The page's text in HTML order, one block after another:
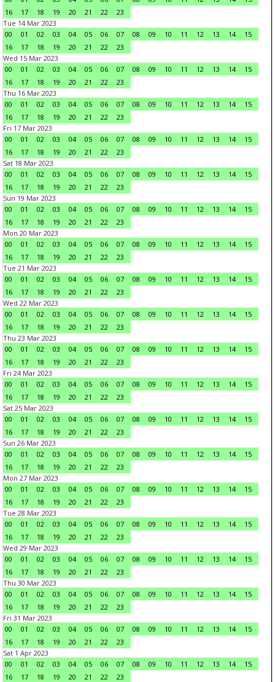
16
17 18 19 20 21 22
23
Tue 14 Mar 2023
00
01 02 03 04 05 06 07 08 09 10 11 12 13 14
15
16
17 18 19 20 21 22
23
Wed 15 Mar 2023
00
01 02 03 04 05 06 07 08 09 10 11 12 13 14
15
16
17 18 19 20 21 22
23
Thu 16 Mar 2023
00
01 02 03 04 05 06 07 08 09 10 11 12 13 14
15
16
17 18 19 20 21 22
23
Fri 17 Mar 2023
00
01 02 03 04 05 06 07 08 09 10 11 12 13 14
15
16
17 18 19 20 21 22
23
Sat 18 Mar 2023
00
01 02 03 04 05 06 07 08 09 10 11 12 13 14
15
16
17 18 19 20 21 22
23
Sun 19 Mar 2023
00
01 02 03 04 05 06 07 08 09 10 11 12 13 14
15
16
17 18 19 20 21 22
23
Mon 20 Mar 2023
00
01 02 03 04 05 06 07 08 09 10 11 12 13 14
15
16
17 18 19 20 21 22
23
Tue 21 Mar 2023
00
01 02 03 04 05 06 07 08 09 10 11 12 13 14
15
16
17 18 19 20 21 22
23
Wed 22 Mar 2023
00
01 02 03 04 05 06 07 08 09 10 11 12 13 14
15
16
17 18 19 20 21 22
23
Thu 23 Mar 2023
00
01 02 03 04 05 06 07 08 09 10 11 12 13 14
15
16
17 18 19 20 21 22
23
Fri 24 Mar 2023
00
01 02 03 04 05 06 07 08 09 10 11 12 13 14
15
16
17 18 19 20 21 22
23
Sat 25 Mar 2023
00
01 02 03 04 05 06 07 08 09 10 11 12 13 14
15
16
17 18 19 20 21 22
23
Sun 26 Mar 2023
00
01 02 03 04 05 06 07 08 09 10 11 12 13 14
15
16
17 18 19 20 21 22
23
Mon 27 Mar 2023
00
01 02 03 04 05 06 07 08 09 10 11 12 13 14
15
16
17 18 19 20 21 22
23
Tue 28 Mar 2023
00
01 02 03 04 05 06 07 08 09 10 11 12 13 14
15
16
17 18 19 20 21 22
23
Wed 29 Mar 2023
00
01 02 03 04 05 06 07 08 09 10 11 12 13 14
15
16
17 18 19 20 21 22
23
Thu 30 Mar 2023
00
01 02 03 04 05 06 07 08 09 10 11 12 13 14
15
16
17 18 19 20 21 22
23
Fri 31 Mar 2023
00
01 02 03 04 05 06 07 08 09 10 11 12 13 14
15
16
17 18 19 20 21 22
23
Sat 1 Apr 2023
00
01 02 03 04 05 06 07 08 09 10 11 12 13 14
15
16
17 18 19 20 21 22
23